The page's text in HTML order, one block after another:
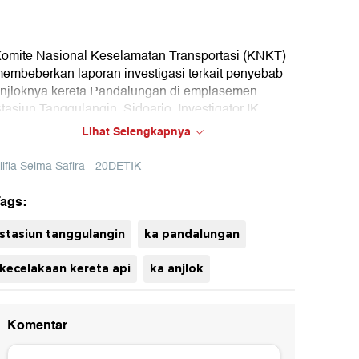
Nasional Keselamatan Transportasi (KNKT)
laporan investigasi terkait penyebab
kereta Pandalungan di emplasemen
Tanggulangin, Sidoarjo. Investigator IK
Hertriadi Ismawan menyebut
itu lantaran patahnya lockbox wesel 1
Tanggulangin.
Lihat Selengkapnya
Selma Safira - 20DETIK
tanggulangin ka pandalungan
kereta api ka anjlok